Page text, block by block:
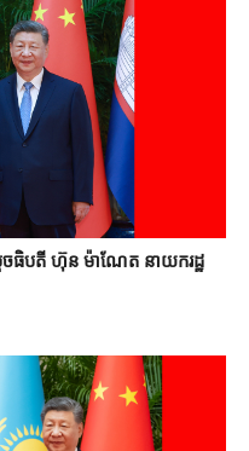
ធិបតី ហ៊ុន ម៉ាណែត នាយករដ្ឋ